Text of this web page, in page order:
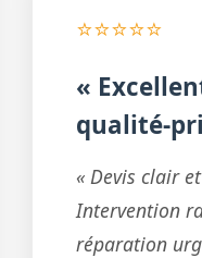
⭐⭐⭐⭐⭐
«
qualité-
« Devis clair
Intervention
réparation